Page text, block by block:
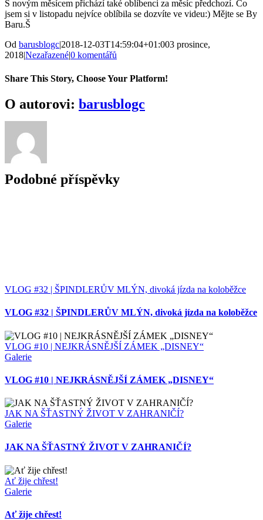
S novým měsícem přichází také oblíbenci za měsíc předchozí. Co
jsem si v listopadu nejvíce oblíbila se dozvíte ve videu:) Mějte se By
Baru.Š
Od barusblogc|2018-12-03T14:59:04+01:003 prosince,
2018|Nezařazené|0 komentářů
Share This Story, Choose Your Platform!
Facebook
Twitter
Reddit
LinkedIn
WhatsApp
Tumblr
Pinterest
Vk
E-
mail
O autorovi: barusblogc
Podobné příspěvky
VLOG #32 | ŠPINDLERŮV MLÝN, divoká jízda na koloběžce
VLOG #32 | ŠPINDLERŮV MLÝN, divoká jízda na koloběžce
VLOG #10 | NEJKRÁSNĚJŠÍ ZÁMEK „DISNEY“
Galerie
VLOG #10 | NEJKRÁSNĚJŠÍ ZÁMEK „DISNEY“
JAK NA ŠŤASTNÝ ŽIVOT V ZAHRANIČÍ?
Galerie
JAK NA ŠŤASTNÝ ŽIVOT V ZAHRANIČÍ?
Ať žije chřest!
Galerie
Ať žije chřest!